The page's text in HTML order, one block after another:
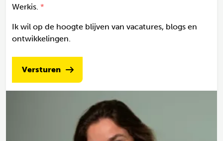
Werkis.
Ik wil op de hoogte blijven van vacatures, blogs en
ontwikkelingen.
Versturen